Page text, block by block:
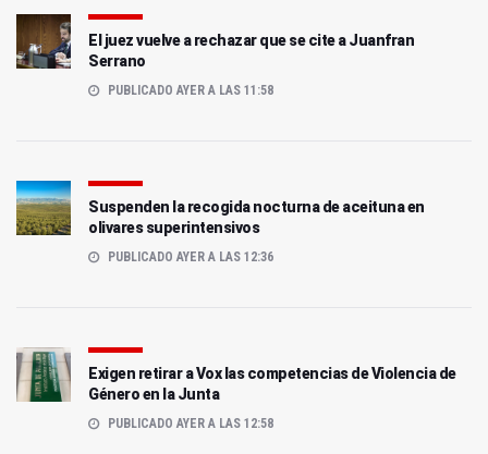
El juez vuelve a rechazar que se cite a Juanfran
Serrano
PUBLICADO AYER A LAS 11:58
Suspenden la recogida nocturna de aceituna en
olivares superintensivos
PUBLICADO AYER A LAS 12:36
Exigen retirar a Vox las competencias de Violencia de
Género en la Junta
PUBLICADO AYER A LAS 12:58